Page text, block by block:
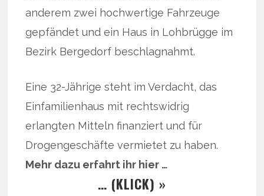
anderem zwei hochwertige Fahrzeuge
gepfändet und ein Haus in Lohbrügge im
Bezirk Bergedorf beschlagnahmt.
Eine 32-Jährige steht im Verdacht, das
Einfamilienhaus mit rechtswidrig
erlangten Mitteln finanziert und für
Drogengeschäfte vermietet zu haben.
Mehr dazu erfahrt ihr hier …
… (KLICK) »